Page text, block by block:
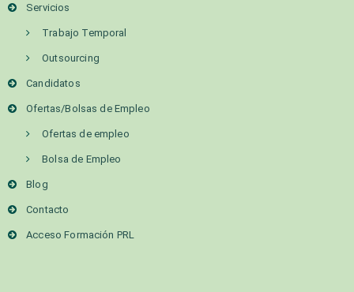
Servicios
Trabajo Temporal
Outsourcing
Candidatos
Ofertas/Bolsas de Empleo
Ofertas de empleo
Bolsa de Empleo
Blog
Contacto
Acceso Formación PRL